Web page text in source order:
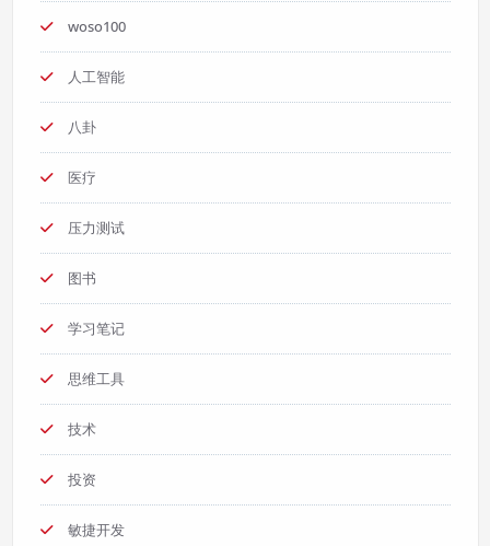
woso100
人工智能
八卦
医疗
压力测试
图书
学习笔记
思维工具
技术
投资
敏捷开发